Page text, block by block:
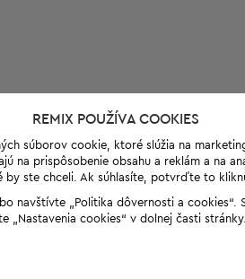
REMIX POUŽÍVA COOKIES
súborov cookie, ktoré slúžia na
na prispôsobenie obsahu a reklám a na
ste chceli. Ak súhlasíte, potvrďte to
navštívte „Politika dôvernosti a
„Nastavenia cookies“ v dolnej časti stránky.